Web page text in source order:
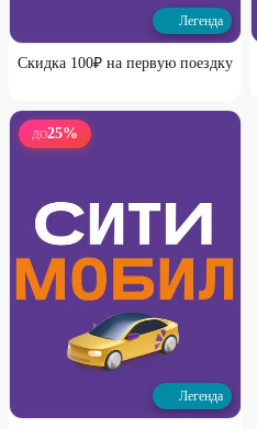
Легенда
Скидка 100₽ на первую поездку
ДО25%
Легенда